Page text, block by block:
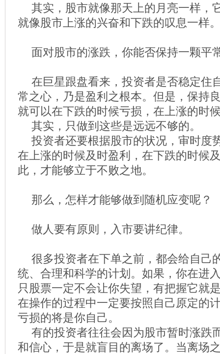
其实，股市就像那天上的月亮一样，
就像股市上涨的兴奋和下跌的叹息一样
面对股市的涨跌，你能否保持一颗平
在巨星跟盘看来，投资者是否稳定住
常之心，乃是盈利之根本。但是，保持
就可以在下跌的时候亏损，在上涨的时
其实，只做到这些是远远不够的。
投资者还要根据股市的状况，审时度
在上涨的时候及时盈利，在下跌的时候
此，才能够立于不败之地。
那么，怎样才能够做到随机应变呢？
做人要有原则，入市要讲纪律。
很多投资者在下单之前，都会给自己
统、合理和科学的计划。如果，你在进
只股票一定不会让你失望，有把握它就
在操作的过程中一定要按照自己原定的
亏损的将是你自己。
有的投资者往往会因为股市暂时涨跌
和信心，于是就盲目的离场了。当离场